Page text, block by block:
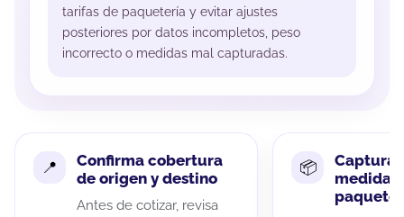
tarifas de paquetería y evitar ajustes
posteriores por datos incompletos, peso
incorrecto o medidas mal capturadas.
Confirma cobertura
de origen y destino
Antes de cotizar, revisa
Captura
medidas
paquete